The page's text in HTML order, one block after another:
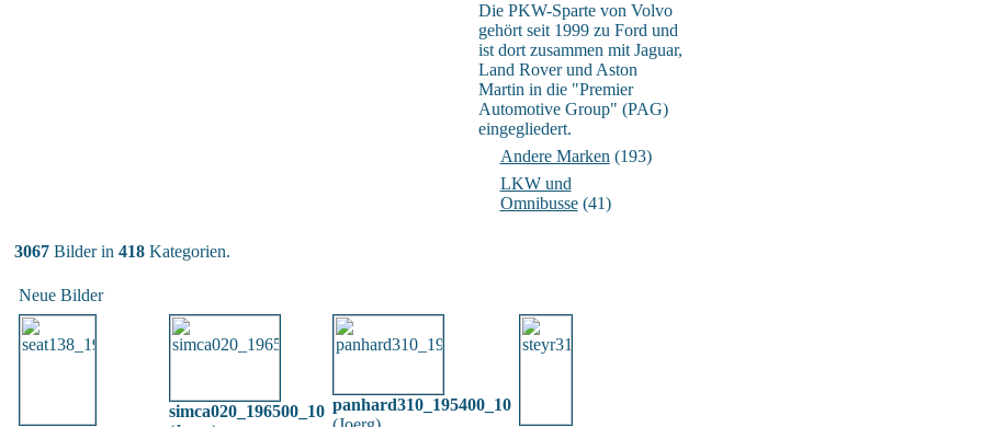
Die PKW-Sparte von Volvo
gehört seit 1999 zu Ford und
ist dort zusammen mit Jaguar,
Land Rover und Aston
Martin in die "Premier
Automotive Group" (PAG)
eingegliedert.
Andere Marken (193)
LKW und
Omnibusse(41)
3067Bilder in 418Kategorien.
Neue Bilder
simca020_196500_10 panhard310_195400_10